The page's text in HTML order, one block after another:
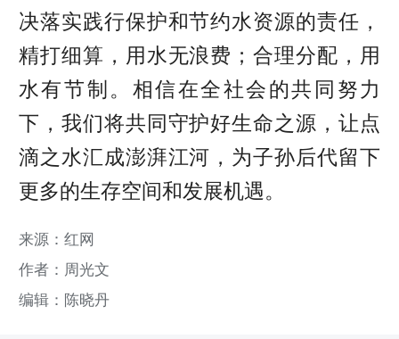
决落实践行保护和节约水资源的责任，
精打细算，用水无浪费；合理分配，用
水有节制。相信在全社会的共同努力
下，我们将共同守护好生命之源，让点
滴之水汇成澎湃江河，为子孙后代留下
更多的生存空间和发展机遇。
来源：红网
作者：周光文
编辑：陈晓丹